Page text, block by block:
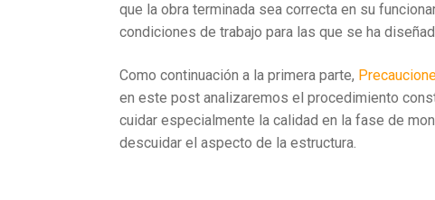
que la obra terminada sea correcta en su
condiciones de trabajo para las que se ha
Como continuación a la primera parte,
en este post analizaremos el procedimiento
cuidar especialmente la calidad en la fase de
descuidar el aspecto de la estructura.